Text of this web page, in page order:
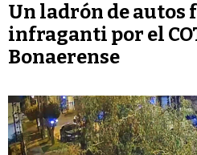
Un ladrón de autos
infraganti por el
Bonaerense